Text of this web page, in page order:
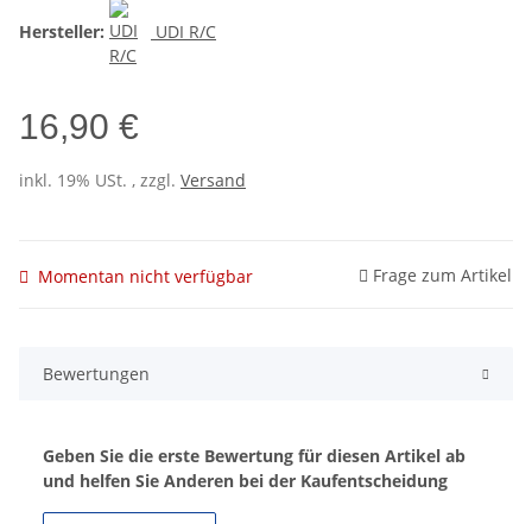
Hersteller:
UDI R/C
16,90 €
inkl. 19% USt. , zzgl. Versand
Momentan nicht verfügbar Frage zum Artikel
Bewertungen
Geben Sie die erste Bewertung für diesen Artikel ab
und helfen Sie Anderen bei der Kaufentscheidung